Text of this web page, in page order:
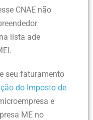
CNAE não
lista ade
seu faturamento
do Imposto de
e
ME no